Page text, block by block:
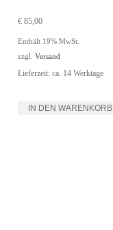
€ 85,00
Enthält 19% MwSt.
zzgl.Versand
Lieferzeit: ca. 14 Werktage
IN DEN WARENKORB